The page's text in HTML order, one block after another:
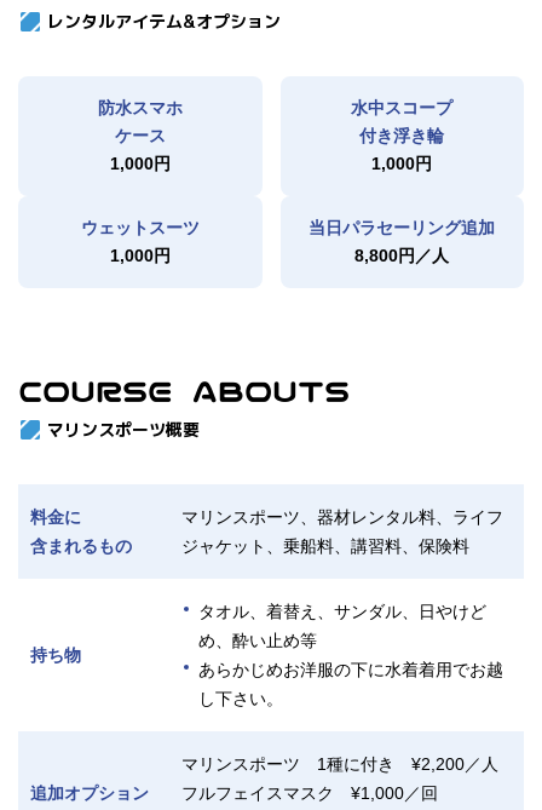
レンタルアイテム&オプション
防水スマホ
ケース
1,000円
水中スコープ
付き浮き輪
1,000円
ウェットスーツ
1,000円
当日パラセーリング追加
8,800円／人
COURSE ABOUTS
マリンスポーツ概要
料金に
含まれるもの
マリンスポーツ、器材レンタル料、ライフ
ジャケット、乗船料、講習料、保険料
持ち物
タオル、着替え、サンダル、日やけど
め、酔い止め等
あらかじめお洋服の下に水着着用でお越
し下さい。
追加オプション
マリンスポーツ 1種に付き ¥2,200／人
フルフェイスマスク ¥1,000／回